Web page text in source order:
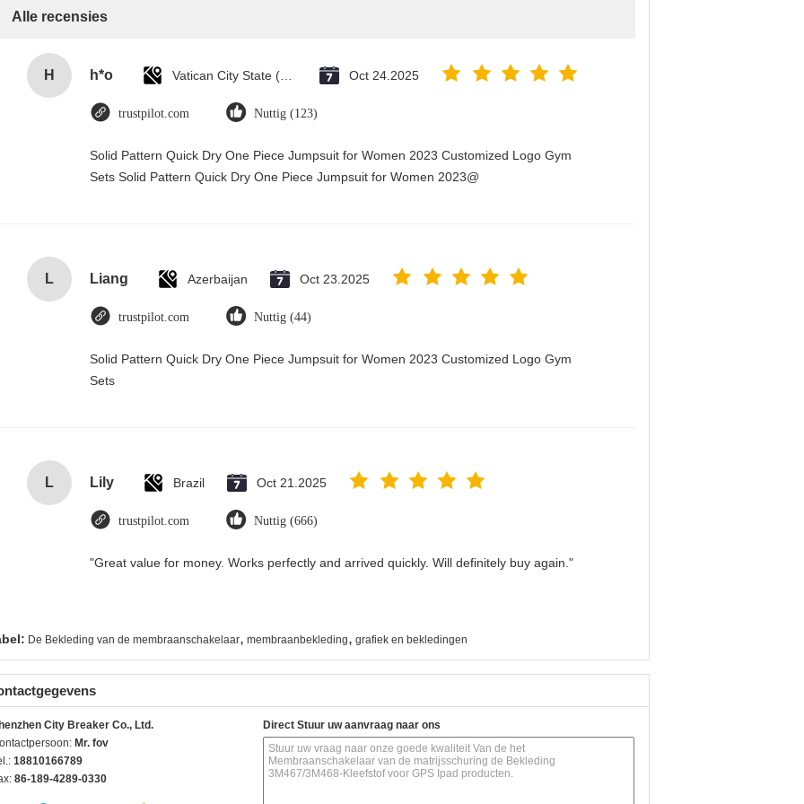
Alle recensies
H h*o Oct 24.2025
trustpilot.com Nuttig (123)
Solid Pattern Quick Dry One Piece Jumpsuit for Women 2023 Customized Logo Gym
Sets Solid Pattern Quick Dry One Piece Jumpsuit for Women 2023@
L Liang Azerbaijan Oct 23.2025
trustpilot.com Nuttig (44)
Solid Pattern Quick Dry One Piece Jumpsuit for Women 2023 Customized Logo Gym
Sets
L Lily Brazil Oct 21.2025
trustpilot.com Nuttig (666)
"Great value for money. Works perfectly and arrived quickly. Will definitely buy again."
De Bekleding van de membraanschakelaar, membraanbekleding, grafiek en bekledingen
City Breaker Co., Ltd.
Mr. fov
18810166789
86-189-4289-0330
Direct Stuur uw aanvraag naar ons